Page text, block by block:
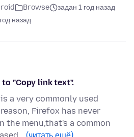
Browse
задан 1 год назад
назад
"Copy link text".
a very commonly used
Firefox has never
menu,that's a common